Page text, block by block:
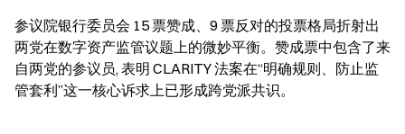
参议院银行委员会 15 票赞成、9 票反对的投票格局折射出
两党在数字资产监管议题上的微妙平衡。赞成票中包含了来
自两党的参议员, 表明 CLARITY 法案在“明确规则、防止监
管套利”这一核心诉求上已形成跨党派共识。